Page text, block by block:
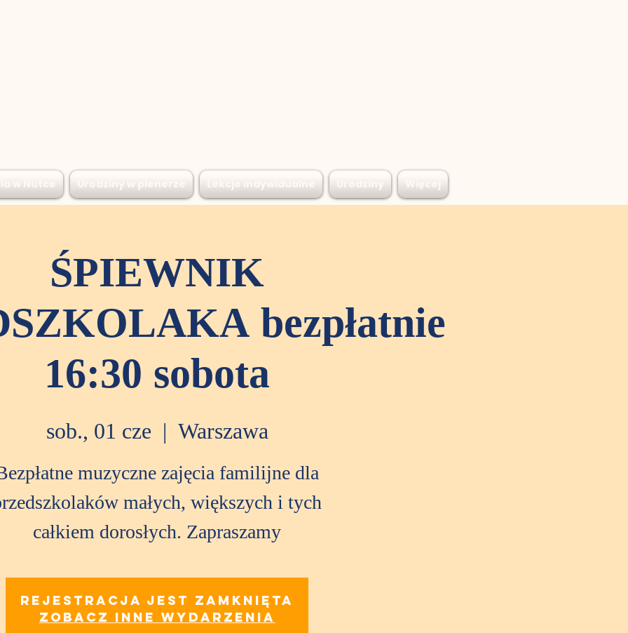
ŚPIEWNIK
bezpłatnie
16:30 sobota
sob., 01 cze
  |
Warszawa
muzyczne zajęcia familijne dla
małych, większych i tych
całkiem dorosłych. Zapraszamy
Rejestracja jest zamknięta
Zobacz inne wydarzenia